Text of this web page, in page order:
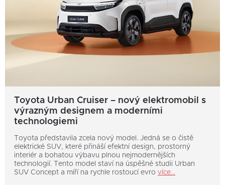
Toyota Urban Cruiser – nový elektromobil s
výrazným designem a moderními
technologiemi
Toyota představila zcela nový model. Jedná se o čistě
elektrické SUV, které přináší efektní design, prostorný
interiér a bohatou výbavu plnou nejmodernějších
technologií. Tento model staví na úspěšné studii Urban
SUV Concept a míří na rychle rostoucí evro více...